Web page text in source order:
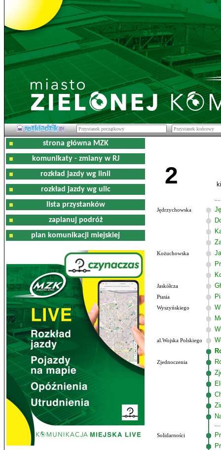
strona główna MZK
komunikaty - zmiany w RJ
rozkład jazdy wg linii
rozkład jazdy wg ulic
lista przystanków
zaplanuj podróż
plan komunikacji miejskiej
2
Jędrzychowska
Kożuchowska
Jaskółcza
Ptasia
Wyszyńskiego
al.Wojska Polskiego
Zjednoczenia
Solidarności